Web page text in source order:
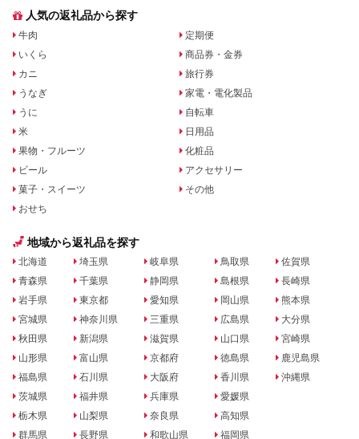
人気の返礼品から探す
牛肉
いくら
カニ
うなぎ
うに
米
果物・フルーツ
ビール
菓子・スイーツ
おせち
定期便
商品券・金券
旅行券
家電・電化製品
自転車
日用品
化粧品
アクセサリー
その他
地域から返礼品を探す
北海道
青森県
岩手県
宮城県
秋田県
山形県
福島県
茨城県
栃木県
群馬県
埼玉県
千葉県
東京都
神奈川県
新潟県
富山県
石川県
福井県
山梨県
長野県
岐阜県
静岡県
愛知県
三重県
滋賀県
京都府
大阪府
兵庫県
奈良県
和歌山県
鳥取県
島根県
岡山県
広島県
山口県
徳島県
香川県
愛媛県
高知県
福岡県
佐賀県
長崎県
熊本県
大分県
宮崎県
鹿児島県
沖縄県